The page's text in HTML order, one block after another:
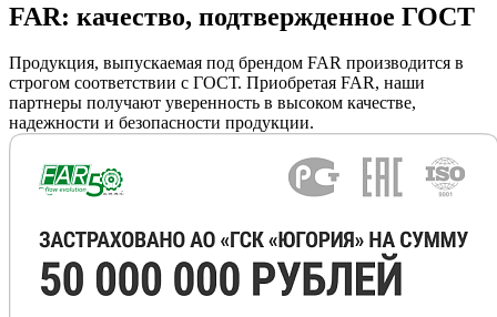
FAR: качество, подтвержденное ГОСТ
Продукция, выпускаемая под брендом FAR производится в
строгом соответствии с ГОСТ. Приобретая FAR, наши
партнеры получают уверенность в высоком качестве,
надежности и безопасности продукции.